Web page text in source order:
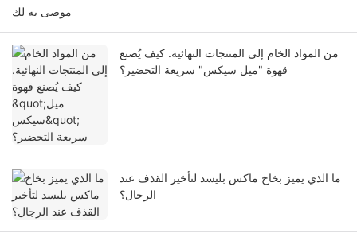
موصى به لك
من المواد الخام إلى المنتجات النهائية. كيف يُصنع
قهوة "ميل سيكس" سريعة التحضير؟
ما الذي يميز بخاخ ماكس بليسد لتأخير القذف عند
الرجال؟